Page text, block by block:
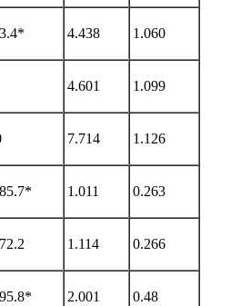
4.438 1.060
4.601 1.099
7.714 1.126
1.011 0.263
1.114 0.266
2.001 0.48